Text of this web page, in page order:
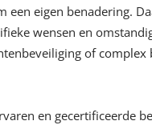
een eigen benadering.
wensen en
ofcomplex
en gecertificeerde